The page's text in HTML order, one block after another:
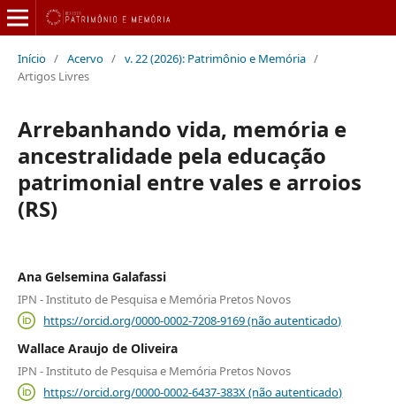
Início / Acervo / v. 22 (2026): Patrimônio e Memória /
Artigos Livres
Arrebanhando vida, memória e
ancestralidade pela educação
patrimonial entre vales e arroios
(RS)
Ana Gelsemina Galafassi
IPN - Instituto de Pesquisa e Memória Pretos Novos
https://orcid.org/0000-0002-7208-9169 (não autenticado)
Wallace Araujo de Oliveira
IPN - Instituto de Pesquisa e Memória Pretos Novos
https://orcid.org/0000-0002-6437-383X (não autenticado)